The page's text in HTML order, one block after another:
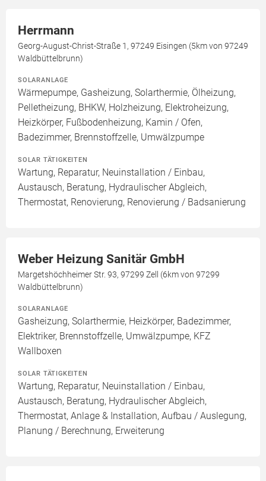
Herrmann
Georg-August-Christ-Straße 1, 97249 Eisingen (5km von 97249
Waldbüttelbrunn)
SOLARANLAGE
Wärmepumpe, Gasheizung, Solarthermie, Ölheizung,
Pelletheizung, BHKW, Holzheizung, Elektroheizung,
Heizkörper, Fußbodenheizung, Kamin / Ofen,
Badezimmer, Brennstoffzelle, Umwälzpumpe
SOLAR TÄTIGKEITEN
Wartung, Reparatur, Neuinstallation / Einbau,
Austausch, Beratung, Hydraulischer Abgleich,
Thermostat, Renovierung, Renovierung / Badsanierung
Weber Heizung Sanitär GmbH
Margetshöchheimer Str. 93, 97299 Zell (6km von 97299
Waldbüttelbrunn)
SOLARANLAGE
Gasheizung, Solarthermie, Heizkörper, Badezimmer,
Elektriker, Brennstoffzelle, Umwälzpumpe, KFZ
Wallboxen
SOLAR TÄTIGKEITEN
Wartung, Reparatur, Neuinstallation / Einbau,
Austausch, Beratung, Hydraulischer Abgleich,
Thermostat, Anlage & Installation, Aufbau / Auslegung,
Planung / Berechnung, Erweiterung